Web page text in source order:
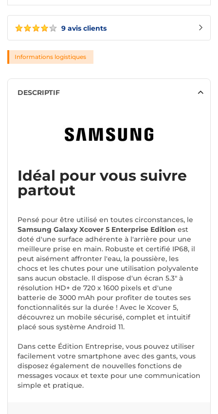
9 avis clients
Informations logistiques
DESCRIPTIF
Idéal pour vous suivre
partout
Pensé pour être utilisé en toutes circonstances, le
Samsung Galaxy Xcover 5 Enterprise Edition est
doté d'une surface adhérente à l'arrière pour une
meilleure prise en main. Robuste et certifié IP68, il
peut aisément affronter l'eau, la poussière, les
chocs et les chutes pour une utilisation polyvalente
sans aucun obstacle. Il dispose d'un écran 5.3" à
résolution HD+ de 720 x 1600 pixels et d'une
batterie de 3000 mAh pour profiter de toutes ses
fonctionnalités sur la durée ! Avec le Xcover 5,
découvrez un mobile sécurisé, complet et intuitif
placé sous système Android 11.
Dans cette Édition Entreprise, vous pouvez utiliser
facilement votre smartphone avec des gants, vous
disposez également de nouvelles fonctions de
messages vocaux et texte pour une communication
simple et pratique.